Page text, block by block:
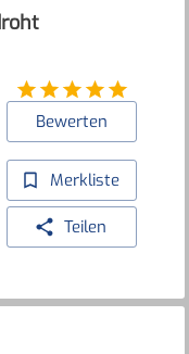
Bewerten
Merkliste
Teilen